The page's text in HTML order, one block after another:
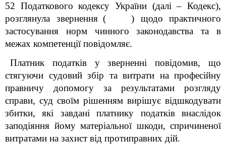
52 Податкового кодексу України (далі – Кодекс),
розглянула звернення ( ) щодо практичного
застосування норм чинного законодавства та в
межах компетенції повідомляє.
Платник податків у зверненні повідомив, що
стягуючи судовий збір та витрати на професійну
правничу допомогу за результатами розгляду
справи, суд своїм рішенням вирішує відшкодувати
збитки, які завдані платнику податків внаслідок
заподіяння йому матеріальної шкоди, спричиненої
витратами на захист від протиправних дій.